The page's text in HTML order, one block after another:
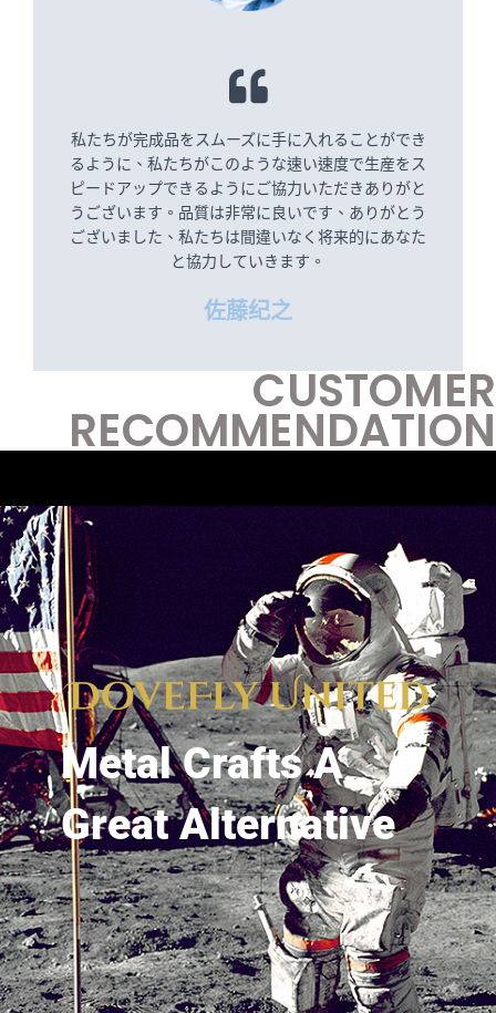
私たちが完成品をスムーズに手に入れることができ
るように、私たちがこのような速い速度で生産をス
ピードアップできるようにご協力いただきありがと
うございます。品質は非常に良いです、ありがとう
ございました、私たちは間違いなく将来的にあなた
と協力していきます。
佐藤纪之
CUSTOMER
RECOMMENDATION
Metal Crafts A
Great Alternative